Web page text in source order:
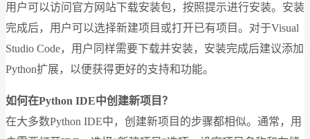
用户可以访问官方网站下载安装包，按照提示进行安装。安装
完成后，用户可以选择新建项目或打开已有项目。对于Visual
Studio Code，用户同样需要下载并安装，安装完成后建议添加
Python扩展，以便获得更好的支持和功能。
如何在Python IDE中创建新项目？
在大多数Python IDE中，创建新项目的步骤都相似。通常，用